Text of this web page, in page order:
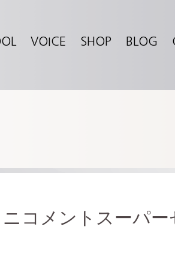
VOICE SHOP BLOG
コメントスーパー